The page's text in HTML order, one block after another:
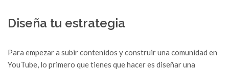
Diseña tu estrategia
Para empezar a subir contenidos y construir una comunidad en
YouTube, lo primero que tienes que hacer es diseñar una